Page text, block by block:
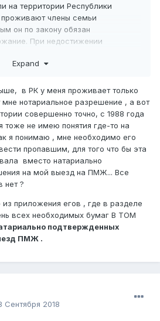
на территории Республики
проживают члены семьи
он по закону обязан
При недостижении
алиментов в твердой
определенного
или уплате алиментов
факта отсутствия у
законом препятствий
Expand
в РК у меня проживает только
нотариальное разрешение , а вот
совершенно точно, с 1988 года
тоже не имею понятия где-то на
я понимаю , мне необходимо его
пропавшим, для того что бы эта
вместо натариально
на мой выезд на ПМЖ... Все
нет ?
из приложения егов , где в разделе
всех необходимых бумаг В ТОМ
подтвержденных
ПМЖ .
Сентября 2018